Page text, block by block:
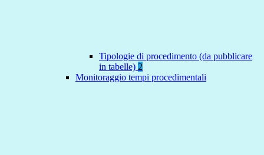
Tipologie di procedimento (da pubblicare
in tabelle) 2
Monitoraggio tempi procedimentali